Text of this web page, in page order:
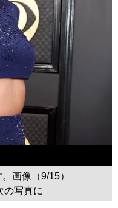
画像（9/15）
の写真に